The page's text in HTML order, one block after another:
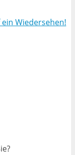
Wiedersehen!